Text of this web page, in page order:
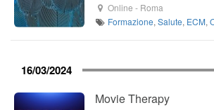
Online - Roma
Formazione,Salute, ECM,
16/03/2024
Movie Therapy